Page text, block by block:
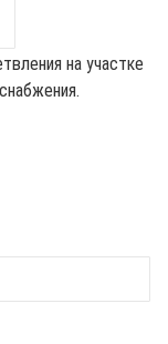
на участке